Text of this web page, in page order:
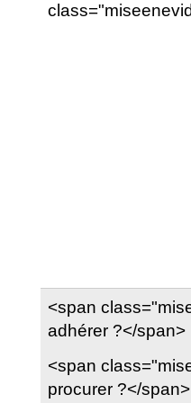
<span
adhérer ?</span>
<span
procurer ?</span>